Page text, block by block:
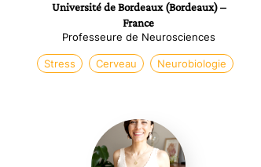
Université de Bordeaux (Bordeaux) –
France
Professeure de Neurosciences
Stress Cerveau Neurobiologie
Andréa
Martinez